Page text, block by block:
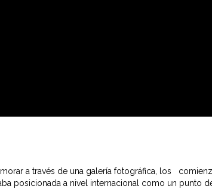
a través de una galería fotográfica, los
posicionada a nivel internacional como un punto